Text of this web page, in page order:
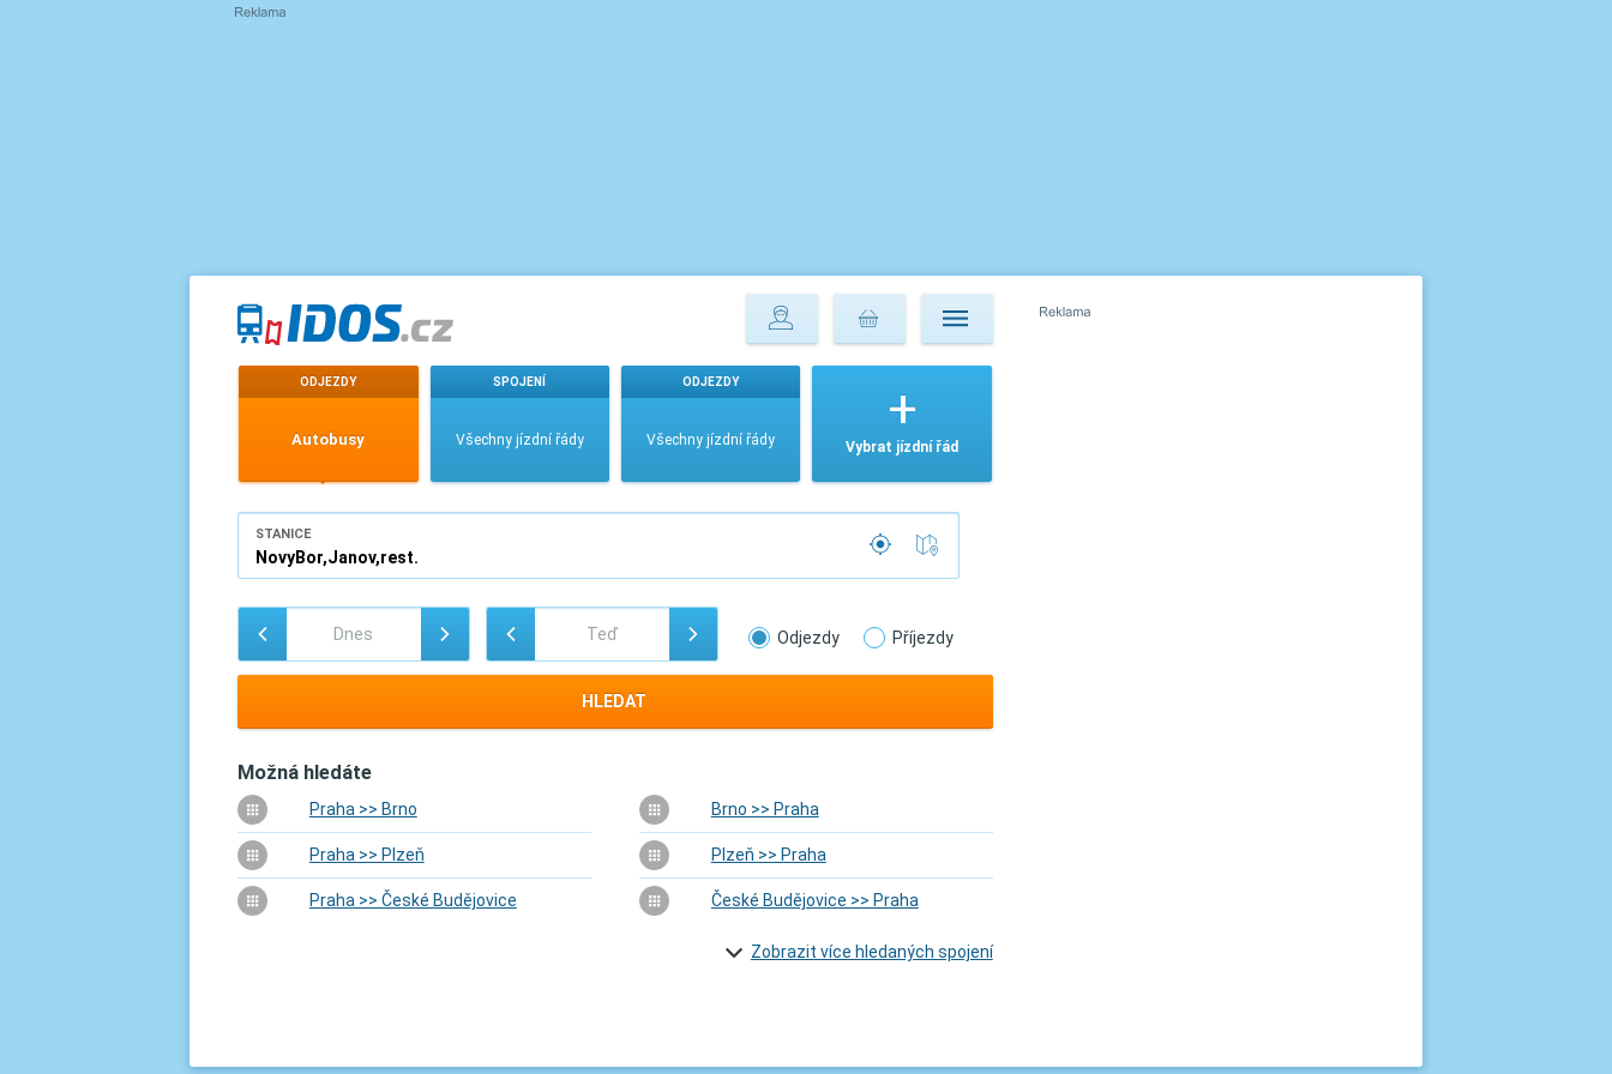
ODJEZDY
Autobusy
SPOJENÍ
Všechny jízdní řády
ODJEZDY
Všechny jízdní řády Vybrat jízdní řád
STANICE
Odjezdy Příjezdy
HLEDAT
Možná hledáte
Praha >> Brno Brno >> Praha
Praha >> Plzeň Plzeň >> Praha
Praha >> České Budějovice České Budějovice >> Praha
Zobrazit více hledaných spojení